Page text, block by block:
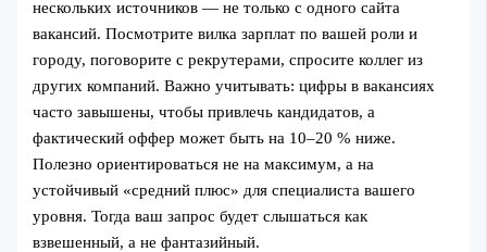
нескольких источников — не только с одного сайта
вакансий. Посмотрите вилка зарплат по вашей роли и
городу, поговорите с рекрутерами, спросите коллег из
других компаний. Важно учитывать: цифры в вакансиях
часто завышены, чтобы привлечь кандидатов, а
фактический оффер может быть на 10–20 % ниже.
Полезно ориентироваться не на максимум, а на
устойчивый «средний плюс» для специалиста вашего
уровня. Тогда ваш запрос будет слышаться как
взвешенный, а не фантазийный.